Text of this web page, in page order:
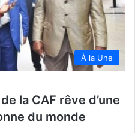
À la Une
la CAF rêve d’une
du monde